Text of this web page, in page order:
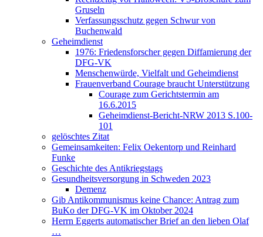
Gruseln
Verfassungsschutz gegen Schwur von
Buchenwald
Geheimdienst
1976: Friedensforscher gegen Diffamierung der
DFG-VK
Menschenwürde, Vielfalt und Geheimdienst
Frauenverband Courage braucht Unterstützung
Courage zum Gerichtstermin am
16.6.2015
Geheimdienst-Bericht-NRW 2013 S.100-
101
gelöschtes Zitat
Gemeinsamkeiten: Felix Oekentorp und Reinhard
Funke
Geschichte des Antikriegstags
Gesundheitsversorgung in Schweden 2023
Demenz
Gib Antikommunismus keine Chance: Antrag zum
BuKo der DFG-VK im Oktober 2024
Herrn Eggerts automatischer Brief an den lieben Olaf
…